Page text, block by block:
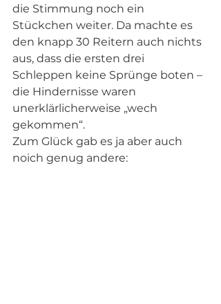
die Stimmung noch ein
Stückchen weiter. Da machte es
den knapp 30 Reitern auch nichts
aus, dass die ersten drei
Schleppen keine Sprünge boten –
die Hindernisse waren
unerklärlicherweise „wech
gekommen“.
Zum Glück gab es ja aber auch
noich genug andere: